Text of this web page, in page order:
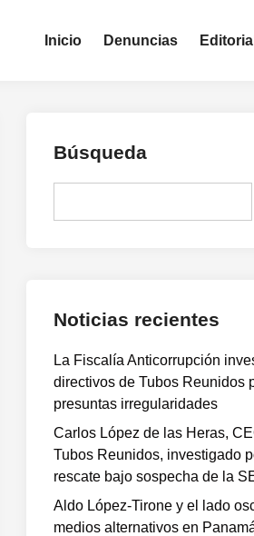
Inicio Denuncias Editorial
Búsqueda
Noticias recientes
La Fiscalía Anticorrupción
directivos de Tubos Reunidos
presuntas irregularidades
Carlos López de las Heras,
Tubos Reunidos, investigado
rescate bajo sospecha de la
Aldo López-Tirone y el lado
medios alternativos en